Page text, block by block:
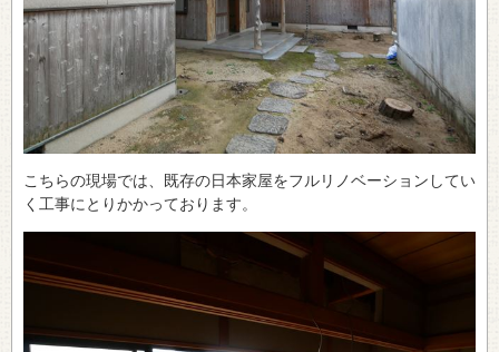
こちらの現場では、既存の日本家屋をフルリノベーションしてい
く工事にとりかかっております。